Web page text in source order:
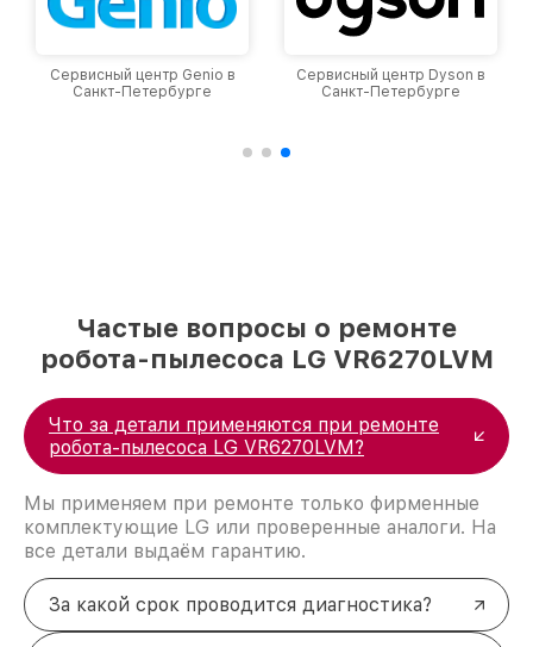
Сервисный центр Genio в
Санкт-Петербурге
Сервисный центр Dyson в
Санкт-Петербурге
Частые вопросы о ремонте
робота-пылесоса LG VR6270LVM
Что за детали применяются при ремонте
робота-пылесоса LG VR6270LVM?
Мы применяем при ремонте только фирменные
комплектующие LG или проверенные аналоги. На
все детали выдаём гарантию.
За какой срок проводится диагностика?